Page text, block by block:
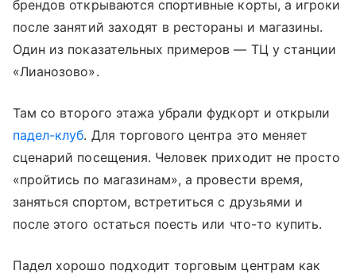
брендов открываются спортивные корты, а игроки
после занятий заходят в рестораны и магазины.
Один из показательных примеров — ТЦ у станции
«Лианозово».
Там со второго этажа убрали фудкорт и открыли
падел-клуб. Для торгового центра это меняет
сценарий посещения. Человек приходит не просто
«пройтись по магазинам», а провести время,
заняться спортом, встретиться с друзьями и
после этого остаться поесть или что-то купить.
Падел хорошо подходит торговым центрам как